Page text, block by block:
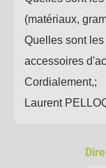
(matériaux,
Quelles sont
accessoires
Cordialement,;
Laurent